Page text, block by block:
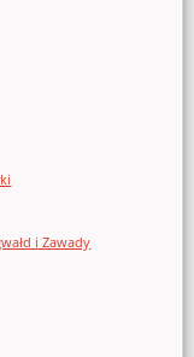
i Zawady